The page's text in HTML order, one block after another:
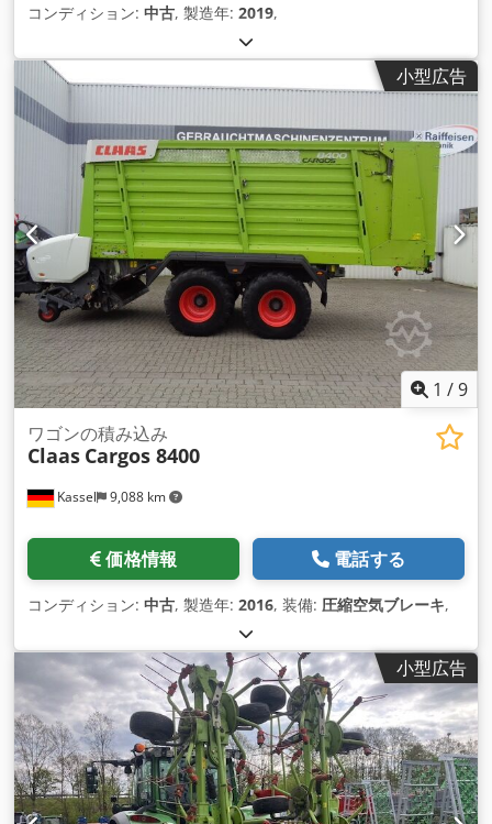
コンディション: 中古, 製造年: 2019,
小型広告
1 /9
Kassel 9,088 km
ワゴンの積み込み
Claas Cargos 8400
価格情報 電話する
コンディション: 中古, 製造年: 2016, 装備: 圧縮空気ブレーキ,
小型広告